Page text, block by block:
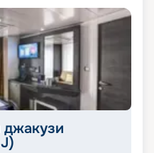
джакузи